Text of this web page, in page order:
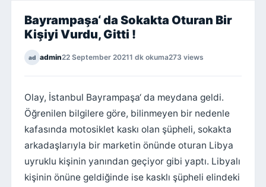
Bayrampaşa‘ da Sokakta Oturan Bir
Kişiyi Vurdu, Gitti !
ad admin22 September 20211 dk okuma273 views
Olay, İstanbul Bayrampaşa‘ da meydana geldi.
Öğrenilen bilgilere göre, bilinmeyen bir nedenle
kafasında motosiklet kaskı olan şüpheli, sokakta
arkadaşlarıyla bir marketin önünde oturan Libya
uyruklu kişinin yanından geçiyor gibi yaptı. Libyalı
kişinin önüne geldiğinde ise kasklı şüpheli elindeki